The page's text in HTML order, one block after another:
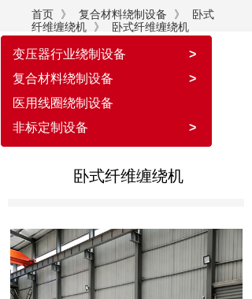
首页 》 复合材料绕制设备 》
卧式
纤维缠绕机
》 卧式纤维缠绕机
变压器行业绕制设备
>
复合材料绕制设备
>
医用线圈绕制设备
非标定制设备
>
卧式纤维缠绕机